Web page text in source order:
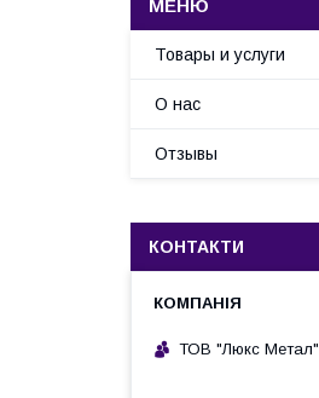
Товары и услуги
О нас
Отзывы
КОНТАКТИ
ТОВ "Люкс Метал"